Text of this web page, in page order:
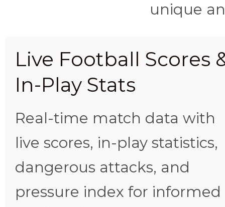
unique
Live Football Scores
In-Play Stats
Real-time match data with
live scores, in-play statistics,
dangerous attacks, and
pressure index for informed